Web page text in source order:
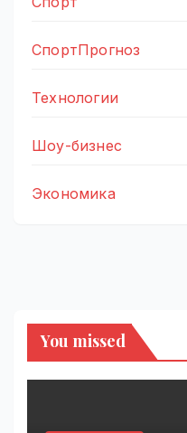
СпортПрогноз
Технологии
Шоу-бизнес
Экономика
You missed